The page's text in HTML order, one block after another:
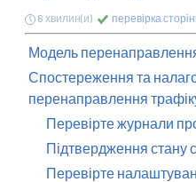
6 хвилин(и) перевірка
Модель
Спостереження та
перенаправлення
Перевірте журнали
Підтвердження стану
Перевірте